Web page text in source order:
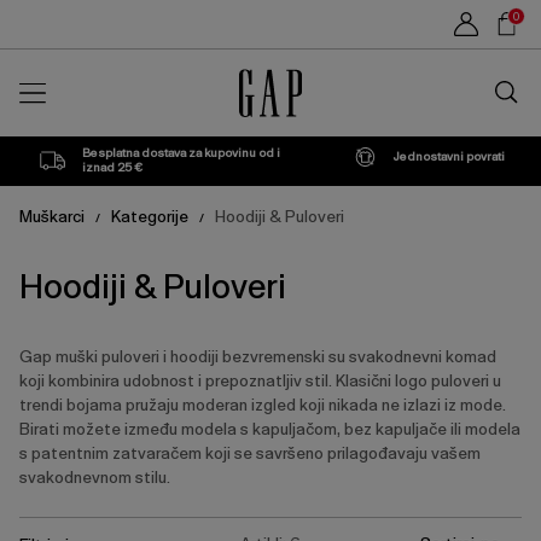
0
trgovini
Besplatna dostava za kupovinu od i
iznad 25 €
Jednostavni povrati
Muškarci / Kategorije / Hoodiji & Puloveri
Hoodiji & Puloveri
Gap muški puloveri i hoodiji bezvremenski su svakodnevni komad
koji kombinira udobnost i prepoznatljiv stil. Klasični logo puloveri u
trendi bojama pružaju moderan izgled koji nikada ne izlazi iz mode.
Birati možete između modela s kapuljačom, bez kapuljače ili modela
s patentnim zatvaračem koji se savršeno prilagođavaju vašem
svakodnevnom stilu.